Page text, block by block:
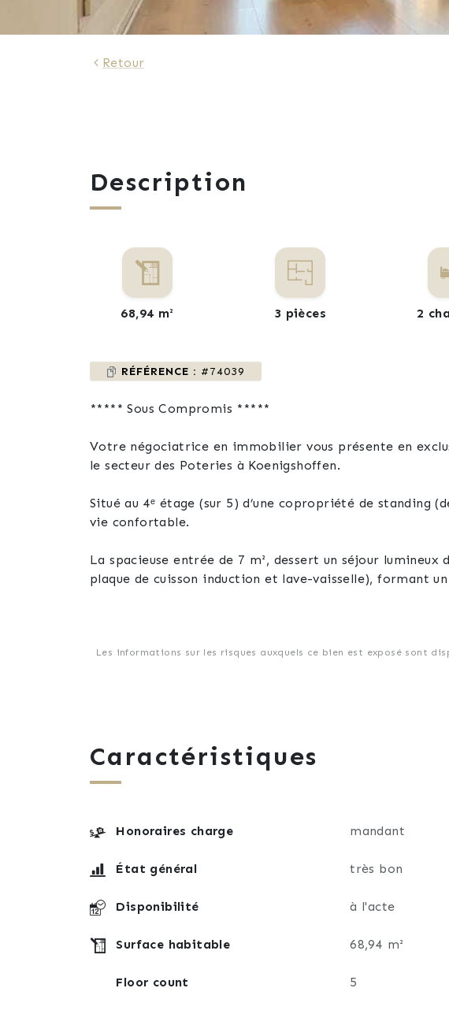
Retour
Description
68,94 m² 3 pièces 2
RÉFÉRENCE : #74039
***** Sous Compromis *****
Votre négociatrice en immobilier vous présente en
le secteur des Poteries à Koenigshoffen.
Situé au 4ᵉ étage (sur 5) d’une copropriété de standing
vie confortable.
La spacieuse entrée de 7 m², dessert un séjour
plaque de cuisson induction et lave-vaisselle), formant
communs, ordures ménagères, entretien de l'immeuble
Très belle note DPE/GES : C
L’appartement bénéficie d’un emplacement
tram F - Romains) et de toutes les commodités :
Aucun travaux n’est à prévoir mis à part des
Une opportunité à saisir, un havre de paix avec à votre
Ne manquez pas l'occasion de le visiter et de faire de
Les informations sur les risques auxquels ce bien est exposé sont
Caractéristiques
Honoraires charge mandant
État général très bon
Disponibilité à l'acte
Surface habitable 68,94 m²
Floor count 5